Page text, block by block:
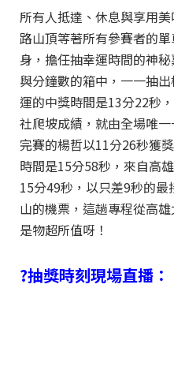
所有人抵達、休息與享用
路山頂等著所有參賽者的
身，擔任抽幸運時間的神
與分鐘數的箱中，一一抽
運的中獎時間是13分22秒
社爬坡成績，就由全場唯
完賽的楊哲以11分26秒獲
時間是15分58秒，來自高
15分49秒，以只差9秒的
山的機票，這趟專程從高
是物超所值呀！
?抽獎時刻現場直播：